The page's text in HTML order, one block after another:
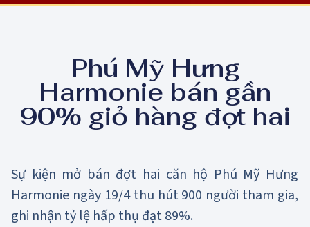
Phú Mỹ Hưng
Harmonie bán gần
90% giỏ hàng đợt hai
Sự kiện mở bán đợt hai căn hộ Phú Mỹ Hưng
Harmonie ngày 19/4 thu hút 900 người tham gia,
ghi nhận tỷ lệ hấp thụ đạt 89%.